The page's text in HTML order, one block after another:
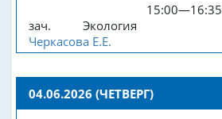
15:00—16:35
зач.
Экология
Черкасова Е.Е.
04.06.2026 (ЧЕТВЕРГ)